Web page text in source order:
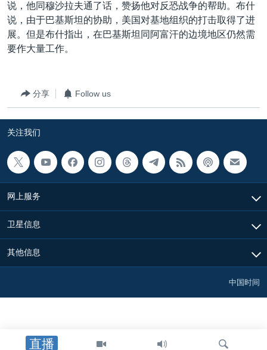
关注西藏
关注新疆
GEN Z 看美国
直播
说，他同穆沙拉夫通了话，赞扬他对反恐战争的帮助。布什
说，由于巴基斯坦的协助，美国对基地组织的打击取得了进
展。但是布什指出，在巴基斯坦同阿富汗的边境地区仍然需
要作大量工作。
分享 Follow us
关注我们
网上服务
卫星信息
其他信息
中国时间